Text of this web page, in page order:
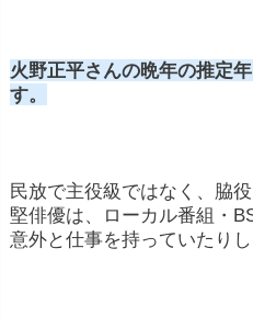
火野正平さんの晩年の推定
す。
民放で主役級ではなく、脇
堅俳優は、ローカル番組・
意外と仕事を持っていたりし